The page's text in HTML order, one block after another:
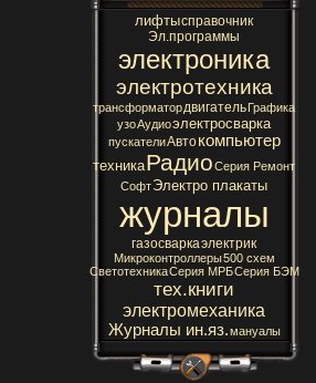
лифтысправочник
Эл.программы
электроника
электротехника
трансформатордвигательГрафика
узоАудиоэлектросварка
пускателиАвтокомпьютер
техникаРадиоСерия Ремонт
СофтЭлектро плакаты
журналы
газосваркаэлектрик
Микроконтроллеры500 схем
СветотехникаСерия МРБСерия БЭМ
тех.книги
электромеханика
Журналы ин.яз.мануалы